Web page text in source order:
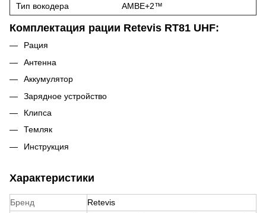
Тип вокодера
AMBE+2™
Комплектация рации Retevis RT81 UHF:
Рация
Антенна
Аккумулятор
Зарядное устройство
Клипса
Темляк
Инструкция
Характеристики
Бренд
Retevis